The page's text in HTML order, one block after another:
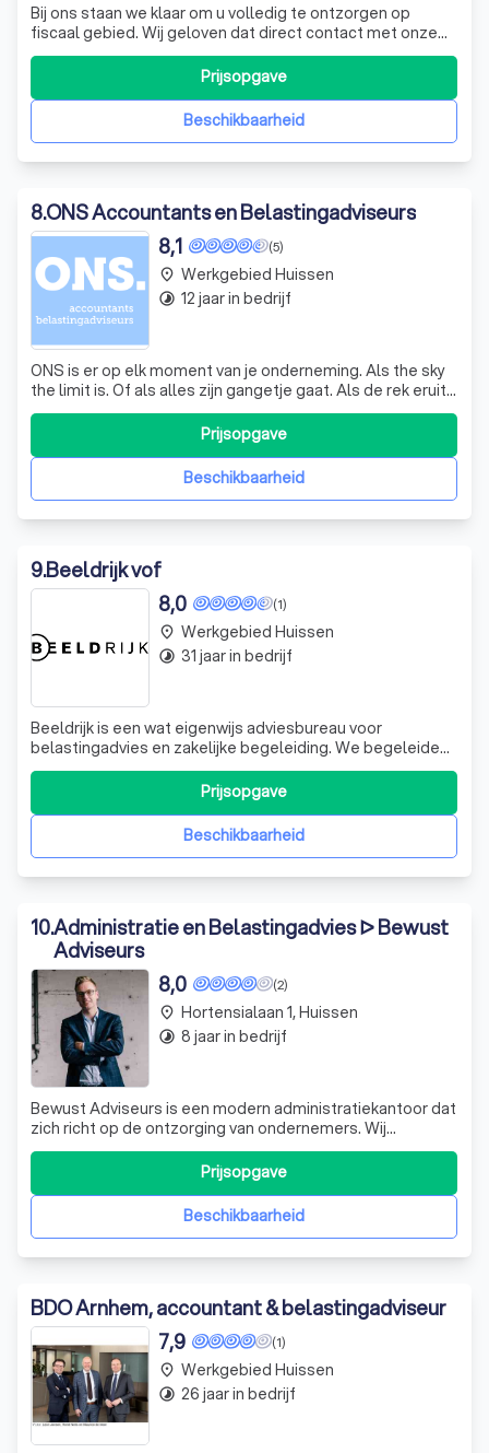
Bij ons staan we klaar om u volledig te ontzorgen op
fiscaal gebied. Wij geloven dat direct contact met onze
klanten de sleutel is tot een sterke betrokkenheid. Dit
stelt ons in staat om proactief in te spelen op uw unieke
situatie en behoeften. Of het nu gaat om
belastingaangiften, fiscale adviezen
Beschikbaarheid
Prijsopgave
8.ONS Accountants en Belastingadviseurs
(5)
8,1
ONS is er op elk moment van je onderneming. Als the sky
the limit is. Of als alles zijn gangetje gaat. Als de rek eruit
is. Of als het succes je voorbij streeft. Het is hollen of
stilstaan en dat besef is er bij ONS. ONS staat nooit aan
de zijlijn en nooit in de spotlights. We zijn er voor jou. Om s
Beschikbaarheid
Prijsopgave
place Werkgebied Huissen
timelapse 12 jaar in bedrijf
9.Beeldrijk vof
(1)
8,0
Beeldrijk is een wat eigenwijs adviesbureau voor
belastingadvies en zakelijke begeleiding. We begeleiden
onze cliënten bij een grote diversiteit aan vraagstukken.
We genieten ervan dat we onze cliënten, met elk hun
volledig eigen werkveld en eigenheid, verder kunnen
helpen in de problemen die ze teg
Beschikbaarheid
Prijsopgave
place Werkgebied Huissen
timelapse 31 jaar in bedrijf
10.Administratie en Belastingadvies ᐅ Bewust
Adviseurs
(2)
8,0
Bewust Adviseurs is een modern administratiekantoor dat
zich richt op de ontzorging van ondernemers. Wij
begrijpen dat de hedendaagse ondernemer geen
behoefte heeft aan saaie belastingverhalen, maar aan
duidelijk advies over waar winst te behalen valt. Met onze
jarenlange ervaring in het MKB en onze
Beschikbaarheid
Prijsopgave
place Hortensialaan 1, Huissen
timelapse 8 jaar in bedrijf
BDO Arnhem, accountant & belastingadviseur
(1)
7,9
place Werkgebied Huissen
timelapse 26 jaar in bedrijf